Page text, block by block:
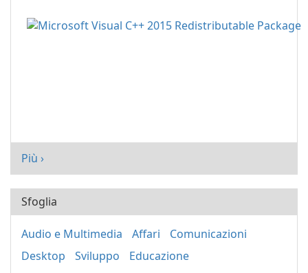
Più ›
Sfoglia
Audio e Multimedia Affari
Comunicazioni
Desktop
Sviluppo
Educazione